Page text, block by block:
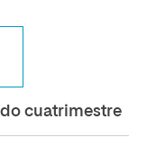
cuatrimestre